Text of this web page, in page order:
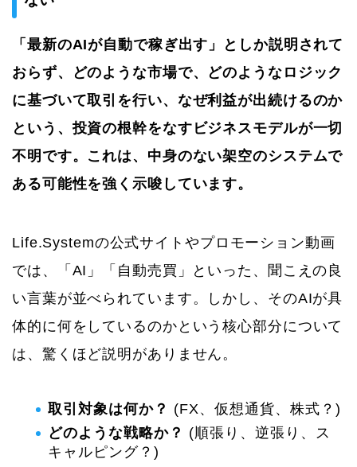
「最新のAIが自動で稼ぎ出す」としか説明されて
おらず、どのような市場で、どのようなロジック
に基づいて取引を行い、なぜ利益が出続けるのか
という、投資の根幹をなすビジネスモデルが一切
不明です。これは、中身のない架空のシステムで
ある可能性を強く示唆しています。
Life.Systemの公式サイトやプロモーション動画
では、「AI」「自動売買」といった、聞こえの良
い言葉が並べられています。しかし、そのAIが具
体的に何をしているのかという核心部分について
は、驚くほど説明がありません。
取引対象は何か？ (FX、仮想通貨、株式？)
どのような戦略か？ (順張り、逆張り、ス
キャルピング？)